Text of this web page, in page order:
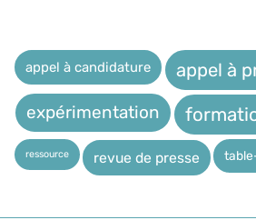
appel à candidature appel à
expérimentation
ressource revue de presse